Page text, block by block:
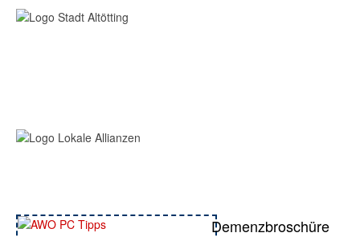
Demenzbroschüre